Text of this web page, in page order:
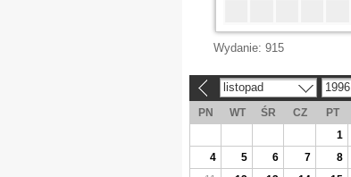
Wydanie: 915
listopad 1996
PN WT ŚR CZ PT
1
4
5 6 7 8